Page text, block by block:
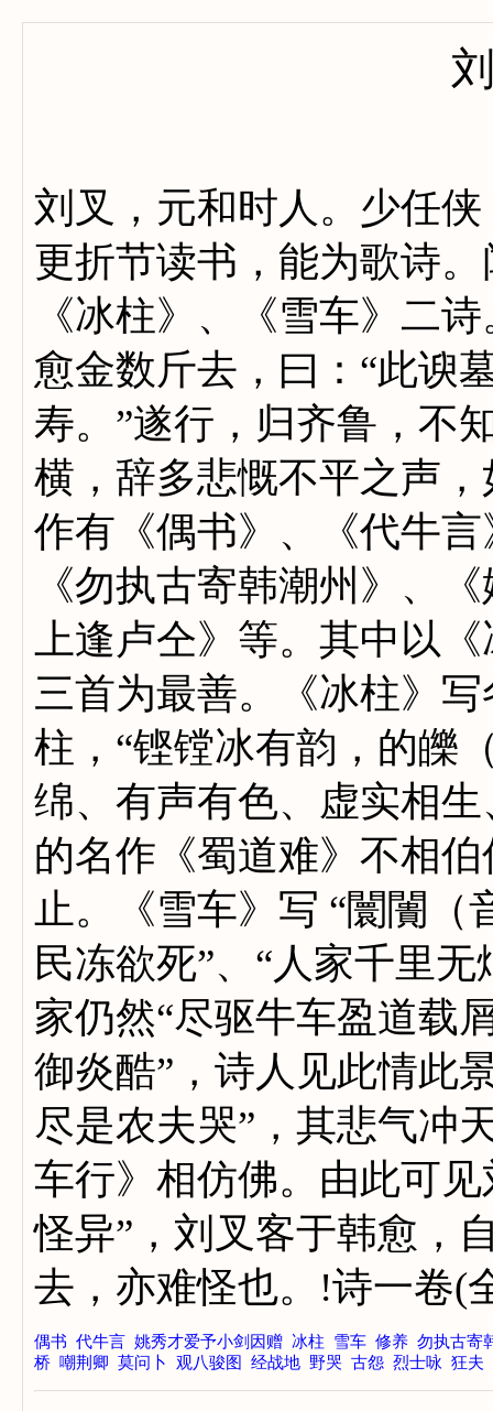
刘叉，元和时人。少任
更折节读书，能为歌诗
《冰柱》、《雪车》二
愈金数斤去，曰：“此谀
寿。”遂行，归齐鲁，不
横，辞多悲慨不平之声
作有《偶书》、《代牛
《勿执古寄韩潮州》、
上逢卢仝》等。其中以
三首为最善。《冰柱》
柱，“铿镗冰有韵，的皪
绵、有声有色、虚实相
的名作《蜀道难》不相
止。《雪车》写 “闤闠（
民冻欲死”、“人家千里
家仍然“尽驱牛车盈道载
御炎酷”，诗人见此情此
尽是农夫哭”，其悲气冲
车行》相仿佛。由此可
怪异”，刘叉客于韩愈，
去，亦难怪也。!诗一卷(
偶书 代牛言 姚秀才爱予小剑因赠 冰柱 雪车 修养 勿执古寄
桥 嘲荆卿 莫问卜 观八骏图 经战地 野哭 古怨 烈士咏 狂夫